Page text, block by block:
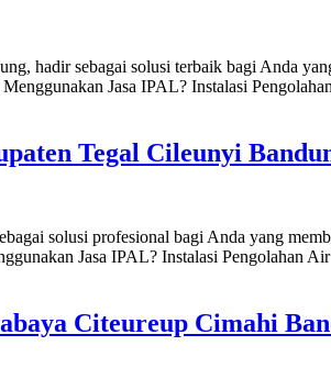
hadir sebagai solusi terbaik bagi Anda
Jasa IPAL? Instalasi
Tegal Cileunyi
solusi profesional bagi Anda yang
Jasa IPAL? Instalasi Pengolahan
Citeureup Cimahi